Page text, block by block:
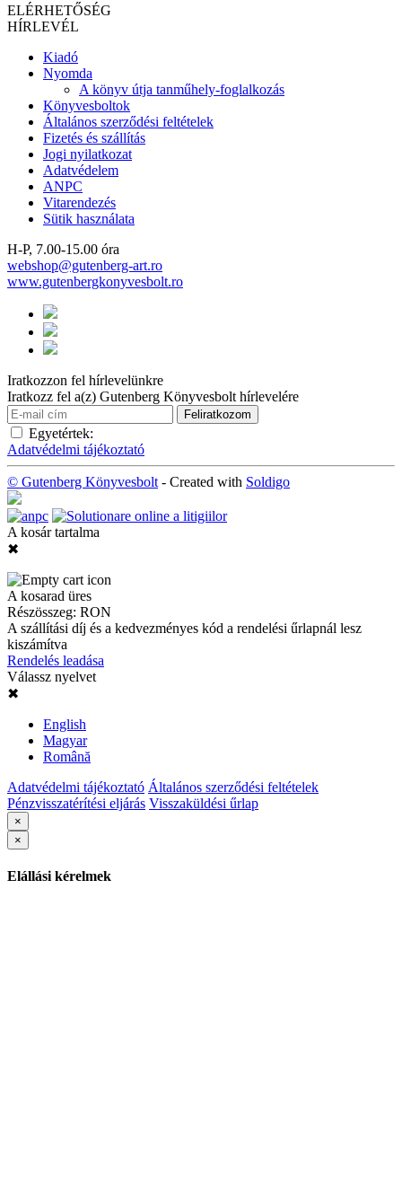
ELÉRHETŐSÉG
HÍRLEVÉL
Kiadó
Nyomda
A könyv útja tanműhely-foglalkozás
Könyvesboltok
Általános szerződési feltételek
Fizetés és szállítás
Jogi nyilatkozat
Adatvédelem
ANPC
Vitarendezés
Sütik használata
H-P, 7.00-15.00 óra
webshop@gutenberg-art.ro
www.gutenbergkonyvesbolt.ro
Iratkozzon fel hírlevelünkre
Iratkozz fel a(z) Gutenberg Könyvesbolt hírlevelére
Egyetértek:
Adatvédelmi tájékoztató
© Gutenberg Könyvesbolt - Created with Soldigo
A kosár tartalma
✖
A kosarad üres
Részösszeg: RON
A szállítási díj és a kedvezményes kód a rendelési űrlapnál lesz
kiszámítva
Rendelés leadása
Válassz nyelvet
✖
English
Magyar
Română
Adatvédelmi tájékoztató Általános szerződési feltételek
Pénzvisszatérítési eljárás Visszaküldési űrlap
×
×
Elállási kérelmek